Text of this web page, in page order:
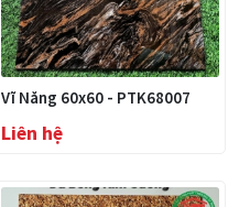
Vĩ Năng 60x60 - PTK68007
Liên hệ